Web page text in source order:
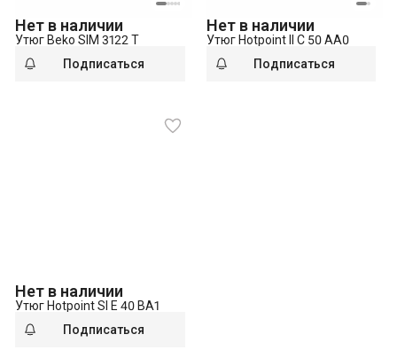
Нет в наличии
Утюг Beko SIM 3122 T
Подписаться
Нет в наличии
Утюг Hotpoint II C 50 AA0
Подписаться
Нет в наличии
Утюг Hotpoint SI E 40 BA1
Подписаться